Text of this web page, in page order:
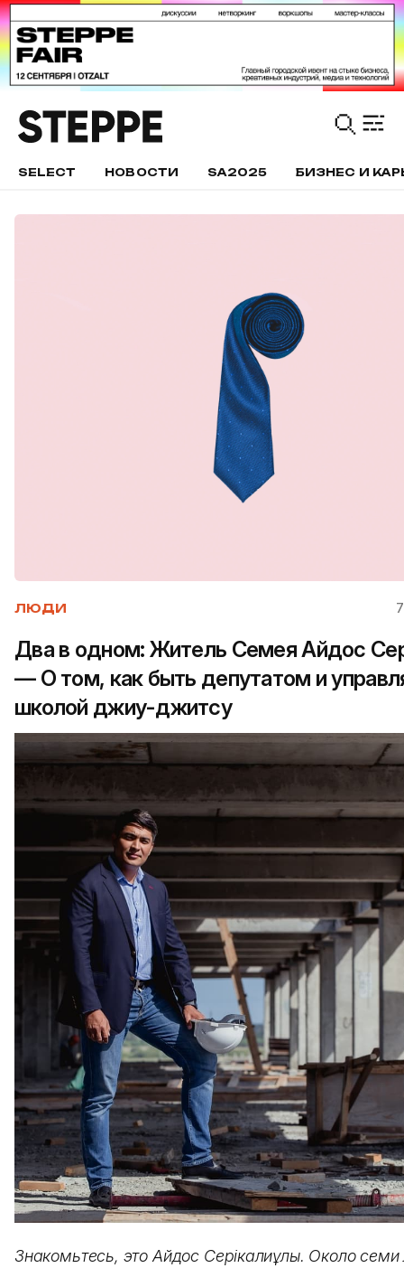
SELECT НОВОСТИ SA2025 БИЗНЕС И
ЛЮДИ
Два в одном: Житель Семея Айдос
— О том, как быть депутатом и
школой джиу-джитсу
Знакомьтесь, это Айдос Серікқалиұлы. Около семи